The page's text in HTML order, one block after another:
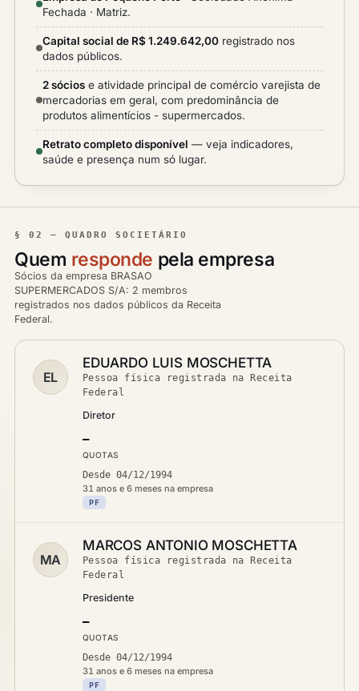
Fechada · Matriz.
Capital social de R$ 1.249.642,00 registrado nos
dados públicos.
2 sócios e atividade principal de comércio varejista de
mercadorias em geral, com predominância de
produtos alimentícios - supermercados.
Retrato completo disponível — veja indicadores,
saúde e presença num só lugar.
§ 02 — QUADRO SOCIETÁRIO
Quem responde pela empresa
Sócios da empresa BRASAO
SUPERMERCADOS S/A: 2 membros
registrados nos dados públicos da Receita
Federal.
EL
EDUARDO LUIS MOSCHETTA
Pessoa física registrada na Receita
Federal
Diretor
—
QUOTAS
Desde 04/12/1994
31 anos e 6 meses na empresa
PF
MA
MARCOS ANTONIO MOSCHETTA
Pessoa física registrada na Receita
Federal
Presidente
—
QUOTAS
Desde 04/12/1994
31 anos e 6 meses na empresa
PF